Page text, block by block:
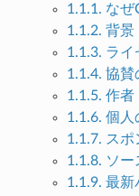
1.1.1. なぜ
1.1.2. 背景
1.1.3. ライ
1.1.4. 協賛
1.1.5. 作者
1.1.6. 個人
1.1.7. スポ
1.1.8. ソ
1.1.9. 最新